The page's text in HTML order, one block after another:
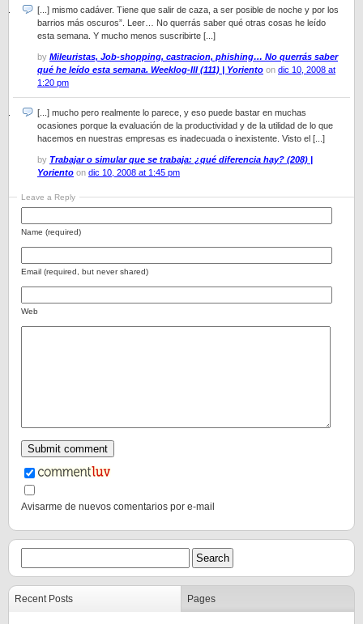
[...] mismo cadáver. Tiene que salir de caza, a ser posible de noche y por los
barrios más oscuros”. Leer… No querrás saber qué otras cosas he leído
esta semana. Y mucho menos suscribirte [...]
by Mileuristas, Job-shopping, castracion, phishing… No querrás saber
qué he leído esta semana. Weeklog-III (111) | Yoriento on dic 10, 2008 at
1:20 pm
[...] mucho pero realmente lo parece, y eso puede bastar en muchas
ocasiones porque la evaluación de la productividad y de la utilidad de lo que
hacemos en nuestras empresas es inadecuada o inexistente. Visto el [...]
by Trabajar o simular que se trabaja: ¿qué diferencia hay? (208) |
Yoriento on dic 10, 2008 at 1:45 pm
Leave a Reply
Name (required)
Email (required, but never shared)
Web
Avisarme de nuevos comentarios por e-mail
Recent Posts Pages